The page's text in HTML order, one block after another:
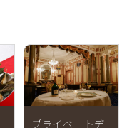
プライベートデ